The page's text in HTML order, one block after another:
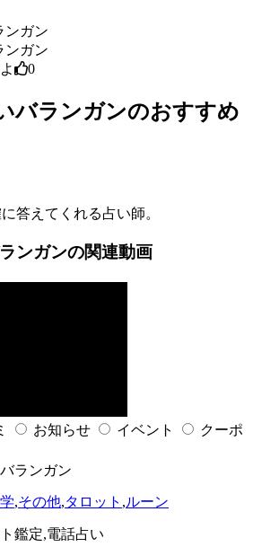
0
バランガンのおすすめ
答えてくれる占い師。
ンガンの関連動画
お知らせ イベント
クーポ
ランガン
,その他,タロット ,ルーン
鑑定,電話占い